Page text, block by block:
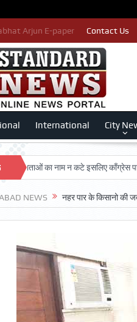
Arjun E-paper Contact Us
International City
का नाम न कटे इसलिए काँग्रेस पार्टी द्वारा
NEWS नहर पार के किसानो की